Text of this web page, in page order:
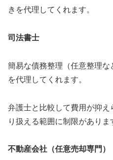
きを代理してくれます。
司法書士
簡易な債務整理（任意整理
を代理してくれます。
弁護士と比較して費用が抑
り扱える範囲に制限がありま
不動産会社（任意売却専門）